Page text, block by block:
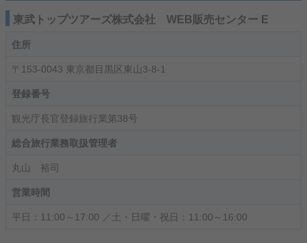
東武トップツアーズ株式会社 WEB販売センター E
住所
〒153-0043 東京都目黒区東山3-8-1
登録番号
観光庁長官登録旅行業第38号
総合旅行業務取扱管理者
丸山 裕司
営業時間
平日：11:00～17:00 ／土・日曜・祝日：11:00～16:00